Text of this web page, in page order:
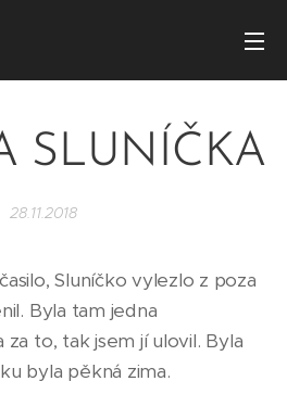
SLUNÍČKA
28.11.2018
Sluníčko vylezlo z poza
Byla tam jedna
to, tak jsem jí ulovil. Byla
byla pěkná zima.